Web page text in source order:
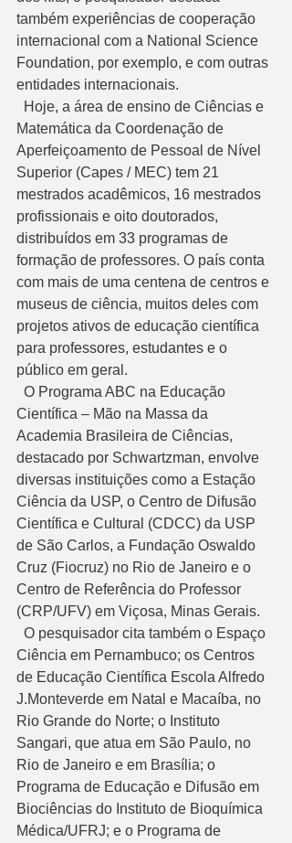
também experiências de cooperação
internacional com a National Science
Foundation, por exemplo, e com outras
entidades internacionais.
Matemática da Coordenação de
Aperfeiçoamento de Pessoal de Nível
Superior (Capes / MEC) tem 21
mestrados acadêmicos, 16 mestrados
profissionais e oito doutorados,
distribuídos em 33 programas de
formação de professores. O país conta
com mais de uma centena de centros e
museus de ciência, muitos deles com
projetos ativos de educação científica
para professores, estudantes e o
público em geral.
Científica – Mão na Massa da
Academia Brasileira de Ciências,
destacado por Schwartzman, envolve
diversas instituições como a Estação
Ciência da USP, o Centro de Difusão
Científica e Cultural (CDCC) da USP
de São Carlos, a Fundação Oswaldo
Cruz (Fiocruz) no Rio de Janeiro e o
Centro de Referência do Professor
(CRP/UFV) em Viçosa, Minas Gerais.
Ciência em Pernambuco; os Centros
de Educação Científica Escola Alfredo
J.Monteverde em Natal e Macaíba, no
Rio Grande do Norte; o Instituto
Sangari, que atua em São Paulo, no
Rio de Janeiro e em Brasília; o
Programa de Educação e Difusão em
Biociências do Instituto de Bioquímica
Médica/UFRJ; e o Programa de